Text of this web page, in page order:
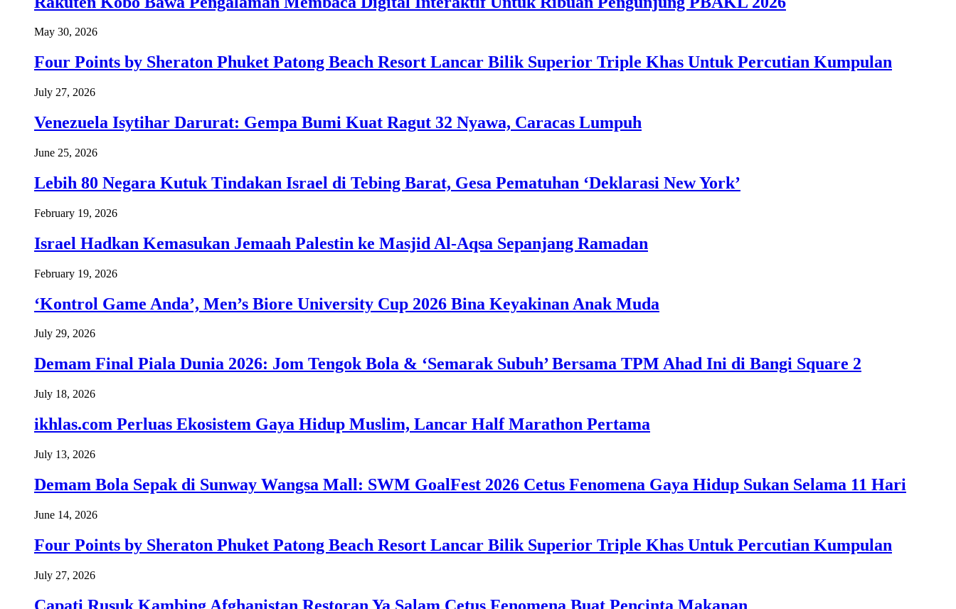
May 30, 2026
Four Points by Sheraton Phuket Patong Beach Resort Lancar Bilik Superior Triple Khas Untuk Percutian Kumpulan
July 27, 2026
Venezuela Isytihar Darurat: Gempa Bumi Kuat Ragut 32 Nyawa, Caracas Lumpuh
June 25, 2026
Lebih 80 Negara Kutuk Tindakan Israel di Tebing Barat, Gesa Pematuhan ‘Deklarasi New York’
February 19, 2026
Israel Hadkan Kemasukan Jemaah Palestin ke Masjid Al-Aqsa Sepanjang Ramadan
February 19, 2026
‘Kontrol Game Anda’, Men’s Biore University Cup 2026 Bina Keyakinan Anak Muda
July 29, 2026
Demam Final Piala Dunia 2026: Jom Tengok Bola & ‘Semarak Subuh’ Bersama TPM Ahad Ini di Bangi Square 2
July 18, 2026
ikhlas.com Perluas Ekosistem Gaya Hidup Muslim, Lancar Half Marathon Pertama
July 13, 2026
Demam Bola Sepak di Sunway Wangsa Mall: SWM GoalFest 2026 Cetus Fenomena Gaya Hidup Sukan Selama 11 Hari
June 14, 2026
Four Points by Sheraton Phuket Patong Beach Resort Lancar Bilik Superior Triple Khas Untuk Percutian Kumpulan
July 27, 2026
Capati Rusuk Kambing Afghanistan Restoran Ya Salam Cetus Fenomena Buat Pencinta Makanan